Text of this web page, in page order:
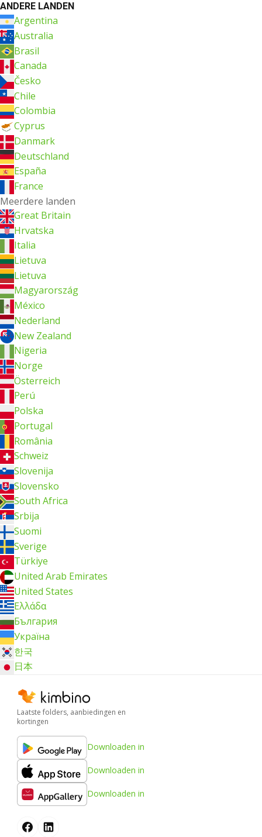
ANDERE LANDEN
Argentina
Australia
Brasil
Canada
Česko
Chile
Colombia
Cyprus
Danmark
Deutschland
España
France
Meerdere landen
Great Britain
Hrvatska
Italia
Lietuva
Lietuva
Magyarország
México
Nederland
New Zealand
Nigeria
Norge
Österreich
Perú
Polska
Portugal
România
Schweiz
Slovenija
Slovensko
South Africa
Srbija
Suomi
Sverige
Türkiye
United Arab Emirates
United States
Ελλάδα
България
Україна
한국
日本
Laatste folders, aanbiedingen en
kortingen
Downloaden in
Downloaden in
Downloaden in